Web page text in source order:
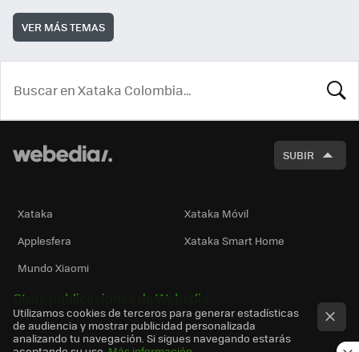
VER MÁS TEMAS
SUBIR
Xataka
Xataka Móvil
Applesfera
Xataka Smart Home
Mundo Xiaomi
Otras publicaciones de Webedia
Utilizamos cookies de terceros para generar estadísticas
de audiencia y mostrar publicidad personalizada
analizando tu navegación. Si sigues navegando estarás